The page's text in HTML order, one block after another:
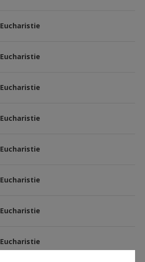
Eucharistie
Eucharistie
Eucharistie
Eucharistie
Eucharistie
Eucharistie
Eucharistie
Eucharistie